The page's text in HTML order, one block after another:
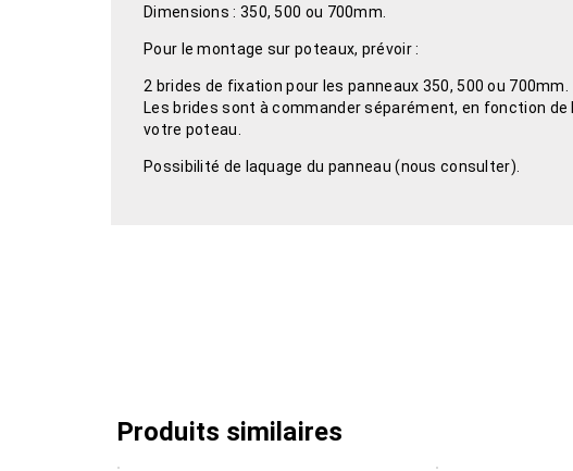
Dimensions : 350, 500 ou 700mm.
Pour le montage sur poteaux, prévoir :
2 brides de fixation pour les panneaux 350, 500 ou 700mm.
Les brides sont à commander séparément, en fonction de
votre poteau.
Possibilité de laquage du panneau (nous consulter).
Produits similaires